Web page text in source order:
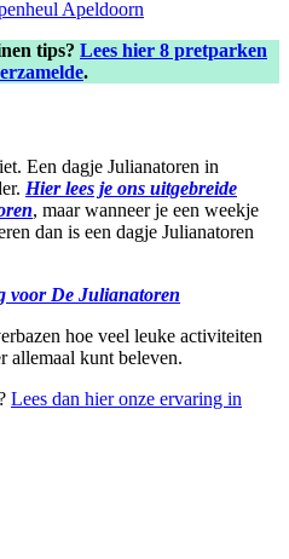
tips? Lees hier 8 pretparken
.
Een dagje Julianatoren in
Hier lees je ons uitgebreide
, maar wanneer je een weekje
dan is een dagje Julianatoren
voor De Julianatoren
hoe veel leuke activiteiten
allemaal kunt beleven.
Lees dan hier onze ervaring in